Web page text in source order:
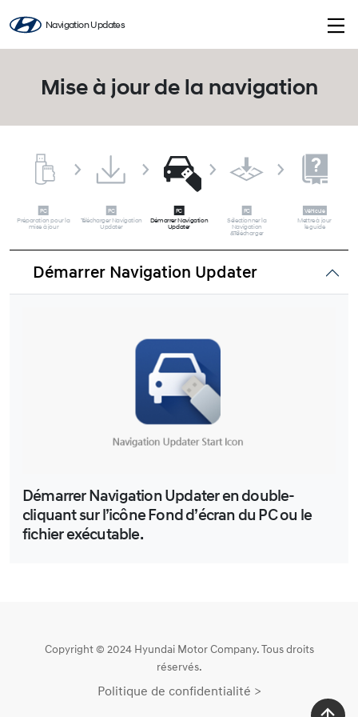
Navigation Updates
Mise à jour de la navigation
Préparation pour la
mise à jour
Télécharger Navigation
Updater
Démarrer Navigation
Updater
Sélectionner la
Navigation
&Télécharger
Mettre à jour
le guide
Démarrer Navigation Updater
Démarrer Navigation Updater en double-
cliquant sur l’icône Fond d’écran du PC ou le
fichier exécutable.
Copyright © 2024 Hyundai Motor Company. Tous droits
réservés.
Politique de confidentialité >